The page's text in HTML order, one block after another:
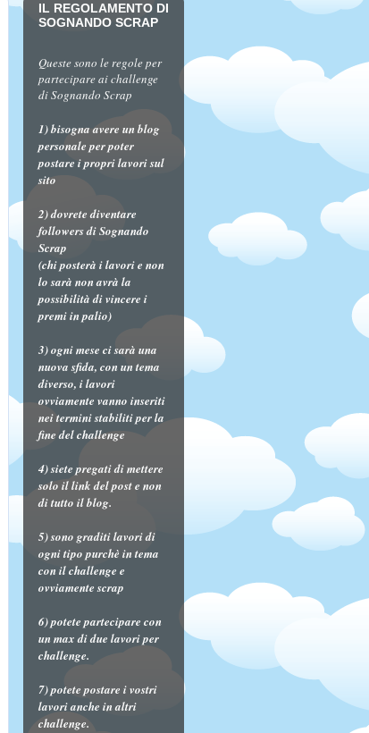
IL REGOLAMENTO DI
SOGNANDO SCRAP
Queste sono le regole per
partecipare ai challenge
di Sognando Scrap
1) bisogna avere un blog
personale per poter
postare i propri lavori sul
sito
2) dovrete diventare
followers di Sognando
Scrap
(chi posterà i lavori e non
lo sarà non avrà la
possibilità di vincere i
premi in palio)
3) ogni mese ci sarà una
nuova sfida, con un tema
diverso, i lavori
ovviamente vanno inseriti
nei termini stabiliti per la
fine del challenge
4) siete pregati di mettere
solo il link del post e non
di tutto il blog.
5) sono graditi lavori di
ogni tipo purchè in tema
con il challenge e
ovviamente scrap
6) potete partecipare con
un max di due lavori per
challenge.
7) potete postare i vostri
lavori anche in altri
challenge.